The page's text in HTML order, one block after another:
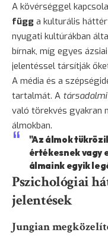
A kövérséggel
függ a kulturális
nyugati kultúrákban
bírnak, míg egyes
jelentéssel társítják
A média és a
tartalmát. A
való törekvés gyakran
álmokban.
"Az álmok
értékesnek vagy
álmaink egyik
Pszichológiai
jelentések
Jungian